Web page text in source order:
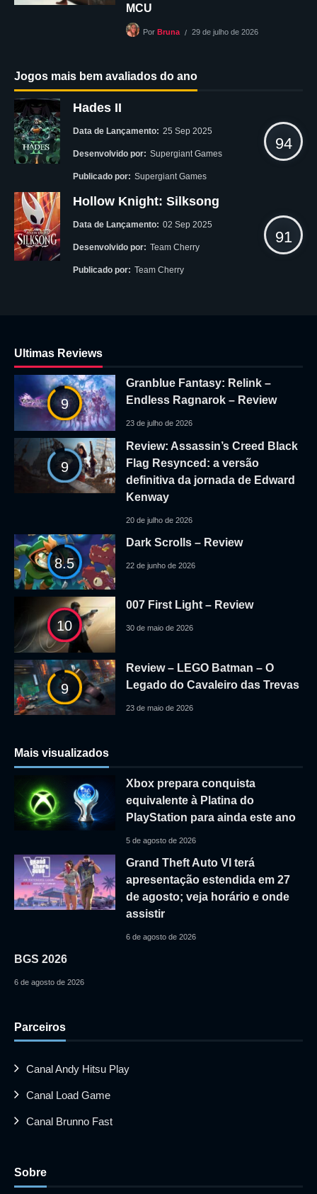
MCU
Por Bruna 29 de julho de 2026
Jogos mais bem avaliados do ano
Hades II
Data de Lançamento: 25 Sep 2025
Desenvolvido por: Supergiant Games
Publicado por: Supergiant Games
94
Hollow Knight: Silksong
Data de Lançamento: 02 Sep 2025
Desenvolvido por: Team Cherry
Publicado por: Team Cherry
91
Ultimas Reviews
9
Granblue Fantasy: Relink –
Endless Ragnarok – Review
23 de julho de 2026
9
Review: Assassin’s Creed Black
Flag Resynced: a versão
definitiva da jornada de Edward
Kenway
20 de julho de 2026
8.5
Dark Scrolls – Review
22 de junho de 2026
10
007 First Light – Review
30 de maio de 2026
9
Review – LEGO Batman – O
Legado do Cavaleiro das Trevas
23 de maio de 2026
Mais visualizados
Xbox prepara conquista
equivalente à Platina do
PlayStation para ainda este ano
5 de agosto de 2026
Grand Theft Auto VI terá
apresentação estendida em 27
de agosto; veja horário e onde
assistir
6 de agosto de 2026
BGS 2026
6 de agosto de 2026
Parceiros
Canal Andy Hitsu Play
Canal Load Game
Canal Brunno Fast
Sobre